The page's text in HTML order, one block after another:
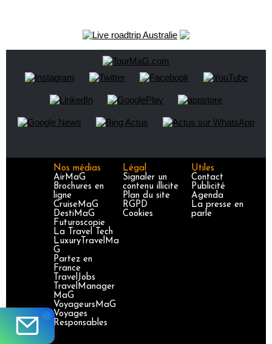
Nos médias
AirMaG
Brochures en
ligne
CruiseMaG
DestiMaG
Futuroscopie
La Travel Tech
LuxuryTravelMa
G
Partez en
France
TravelJobs
TravelManager
MaG
VoyageursMaG
Voyages
Responsables
Légal
Signaler un
contenu illicite
Plan du site
RGPD
Cookies
Utiles
Contact
Publicité
Agenda
La presse en
parle